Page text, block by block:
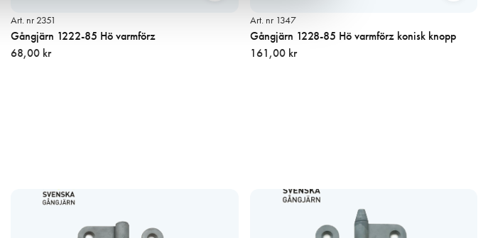
Art. nr 2351
Gångjärn 1222-85 Hö varmförz
68,00 kr
Art. nr 1347
Gångjärn 1228-85 Hö varmförz konisk knopp
161,00 kr